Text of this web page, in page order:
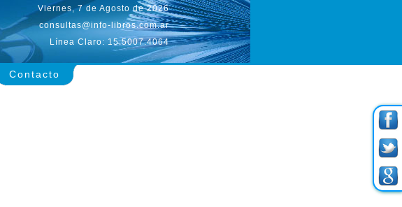
Viernes, 7 de Agosto de 2026
consultas@info-libros.com.ar
Línea Claro: 15.5007.4064
Contacto